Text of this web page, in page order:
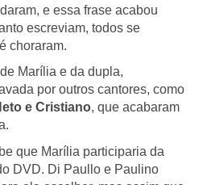
e essa frase acabou
escreviam, todos se
choraram.
Marília e da dupla,
por outros cantores, como
e Cristiano, que acabaram
que Marília participaria da
DVD. Di Paullo e Paulino